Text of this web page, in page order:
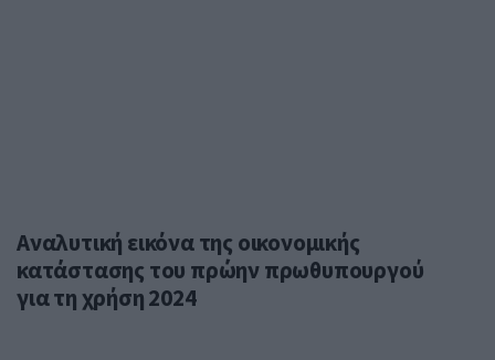
Αναλυτική εικόνα της οικονομικής
κατάστασης του πρώην πρωθυπουργού
για τη χρήση 2024